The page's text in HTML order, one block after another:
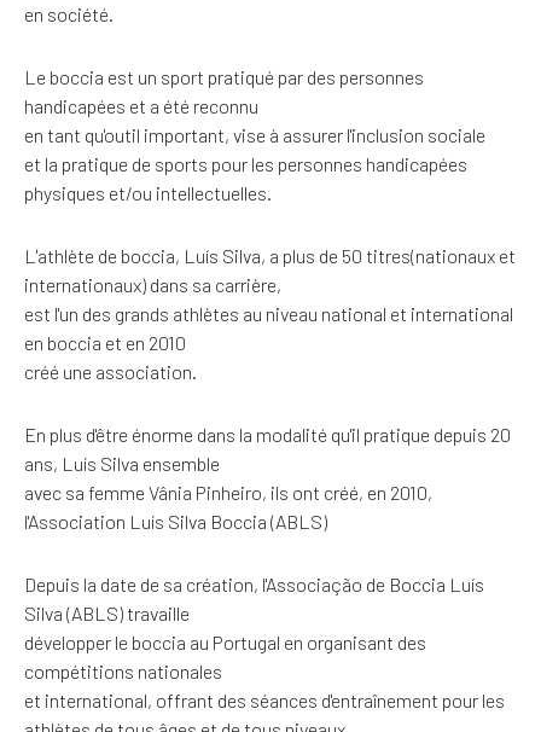
en société.
Le boccia est un sport pratiqué par des personnes
handicapées et a été reconnu
en tant qu'outil important, vise à assurer l'inclusion sociale
et la pratique de sports pour les personnes handicapées
physiques et/ou intellectuelles.
L'athlète de boccia, Luís Silva, a plus de 50 titres(nationaux et
internationaux) dans sa carrière,
est l'un des grands athlètes au niveau national et international
en boccia et en 2010
créé une association.
En plus d'être énorme dans la modalité qu'il pratique depuis 20
ans, Luís Silva ensemble
avec sa femme Vânia Pinheiro, ils ont créé, en 2010,
l'Association Luís Silva Boccia (ABLS)
Depuis la date de sa création, l'Associação de Boccia Luís
Silva (ABLS) travaille
développer le boccia au Portugal en organisant des
compétitions nationales
et international, offrant des séances d'entraînement pour les